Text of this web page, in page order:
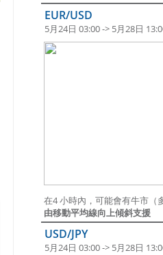
EUR/USD
5月24日 03:00 -> 5月28日
在4 小時內，可能會有牛市（
由移動平均線向上傾斜支援
USD/JPY
5月24日 03:00 -> 5月28日